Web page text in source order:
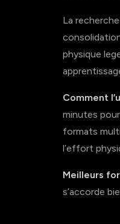
La
physique
Comment
minutes
formats
l’effort
Meilleurs
s’accorde